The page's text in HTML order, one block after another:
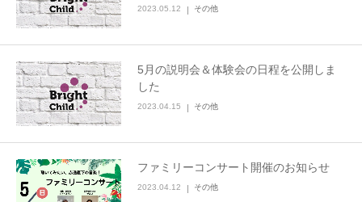
2023.05.12 その他
5月の説明会＆体験会の日程を公開しま
した
2023.04.15 その他
ファミリーコンサート開催のお知らせ
2023.04.12 その他